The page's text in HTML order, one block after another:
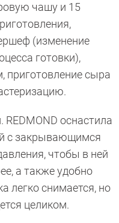
чашу и 15
(изменение
готовки),
приготовление сыра
оснастила
с закрывающимся
чтобы в ней
а также удобно
легко снимается, но
целиком.